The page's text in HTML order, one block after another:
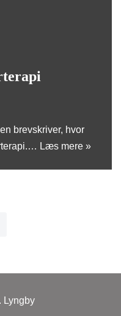
brevskriver, hvor
Læs mere »
Lyngby